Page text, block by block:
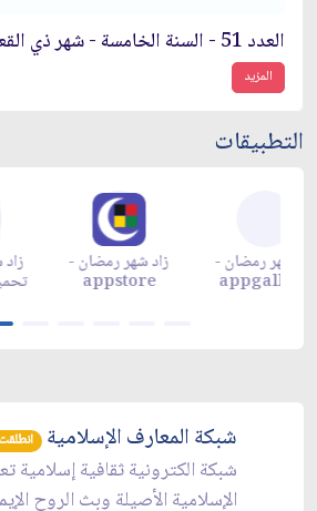
العدد 51 - السنة الخامسة - شهر ذي القعدة 1423 هـ
المزيد
التطبيقات
زاد شهر رمضان -
appstore
زاد شهر رمضان -
appgallery
شبكة المعارف الإسلامية انطلقت
شبكة الكترونية ثقافية إسلامية
الإسلامية الأصيلة وبث الروح